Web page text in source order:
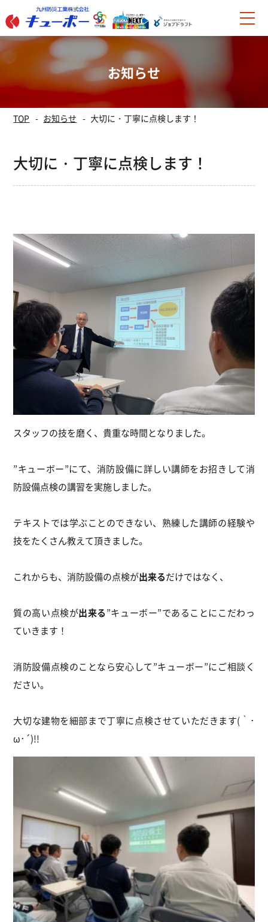
お知らせ
TOP お知らせ 大切に・丁寧に点検します！
大切に・丁寧に点検します！
スタッフの技を磨く、貴重な時間となりました。
”キューボー”にて、消防設備に詳しい講師をお招きして消
防設備点検の講習を実施しました。
テキストでは学ぶことのできない、熟練した講師の経験や
技をたくさん教えて頂きました。
これからも、消防設備の点検が出来るだけではなく、
質の高い点検が出来る”キューボー”であることにこだわっ
ていきます！
消防設備点検のことなら安心して”キューボー”にご相談く
ださい。
大切な建物を細部まで丁寧に点検させていただきます(｀･
ω･´)!!